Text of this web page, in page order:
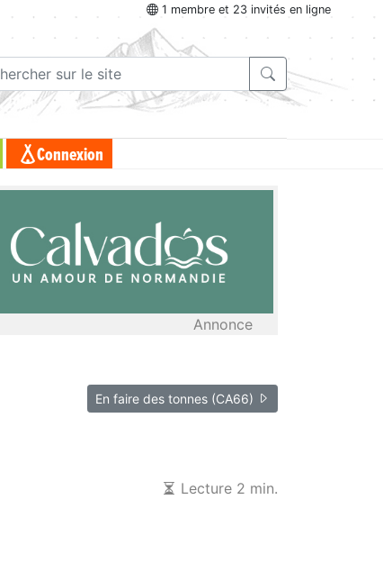
1 membre et 23 invités en ligne
Connexion
Annonce
En faire des tonnes (CA66)
Lecture 2 min.